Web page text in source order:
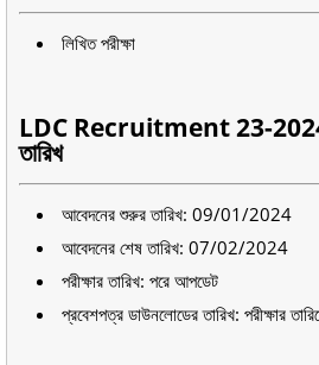
লিখিত পরীক্ষা
LDC Recruitment 23-2024
তারিখ
আবেদনের শুরুর তারিখ: 09/01/2024
আবেদনের শেষ তারিখ: 07/02/2024
পরীক্ষার তারিখ: পরে আপডেট
প্রবেশপত্র ডাউনলোডের তারিখ: পরীক্ষার